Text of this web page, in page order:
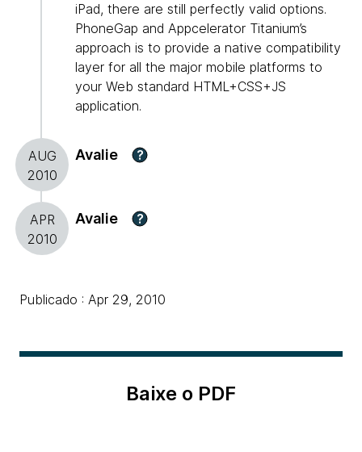
iPad, there are still perfectly valid options.
PhoneGap and Appcelerator Titanium’s
approach is to provide a native compatibility
layer for all the major mobile platforms to
your Web standard HTML+CSS+JS
application.
AUG
2010
Avalie ?
APR
2010
Avalie ?
Publicado : Apr 29, 2010
Baixe o PDF